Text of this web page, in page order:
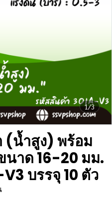
1/3
(น้ำสูง) พร้อม
นาด 16-20 มม.
บรรจุ 10 ตัว